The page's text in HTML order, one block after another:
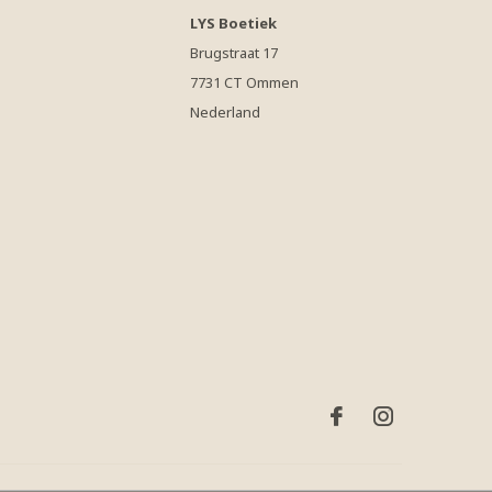
LYS Boetiek
Brugstraat 17
7731 CT Ommen
Nederland